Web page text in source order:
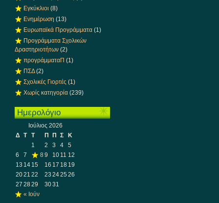
Εγκύκλιοι (8)
Ενημέρωση (13)
Ευρωπαϊκά Προγράμματα (1)
Προγράμματα Σχολικών
Δραστηριοτήτων (2)
προγράμματαΠ (1)
ΠΣΔ(2)
Σχολικές Γιορτές (1)
Χωρίς κατηγορία (239)
Ημερολόγιο
Ιούλιος 2026
Δ
Τ Τ Π Π Σ
Κ
1
2 3 4
5
6
7 89 10 11 12
13 14 15 16 17 18 19
2021 22 23 242526
27 2829 3031
« Ιούν